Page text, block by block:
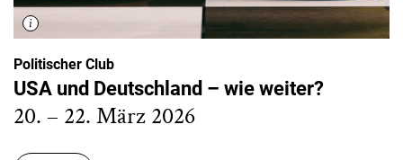
Politischer Club
USA und Deutschland – wie weiter?
20. – 22. März 2026